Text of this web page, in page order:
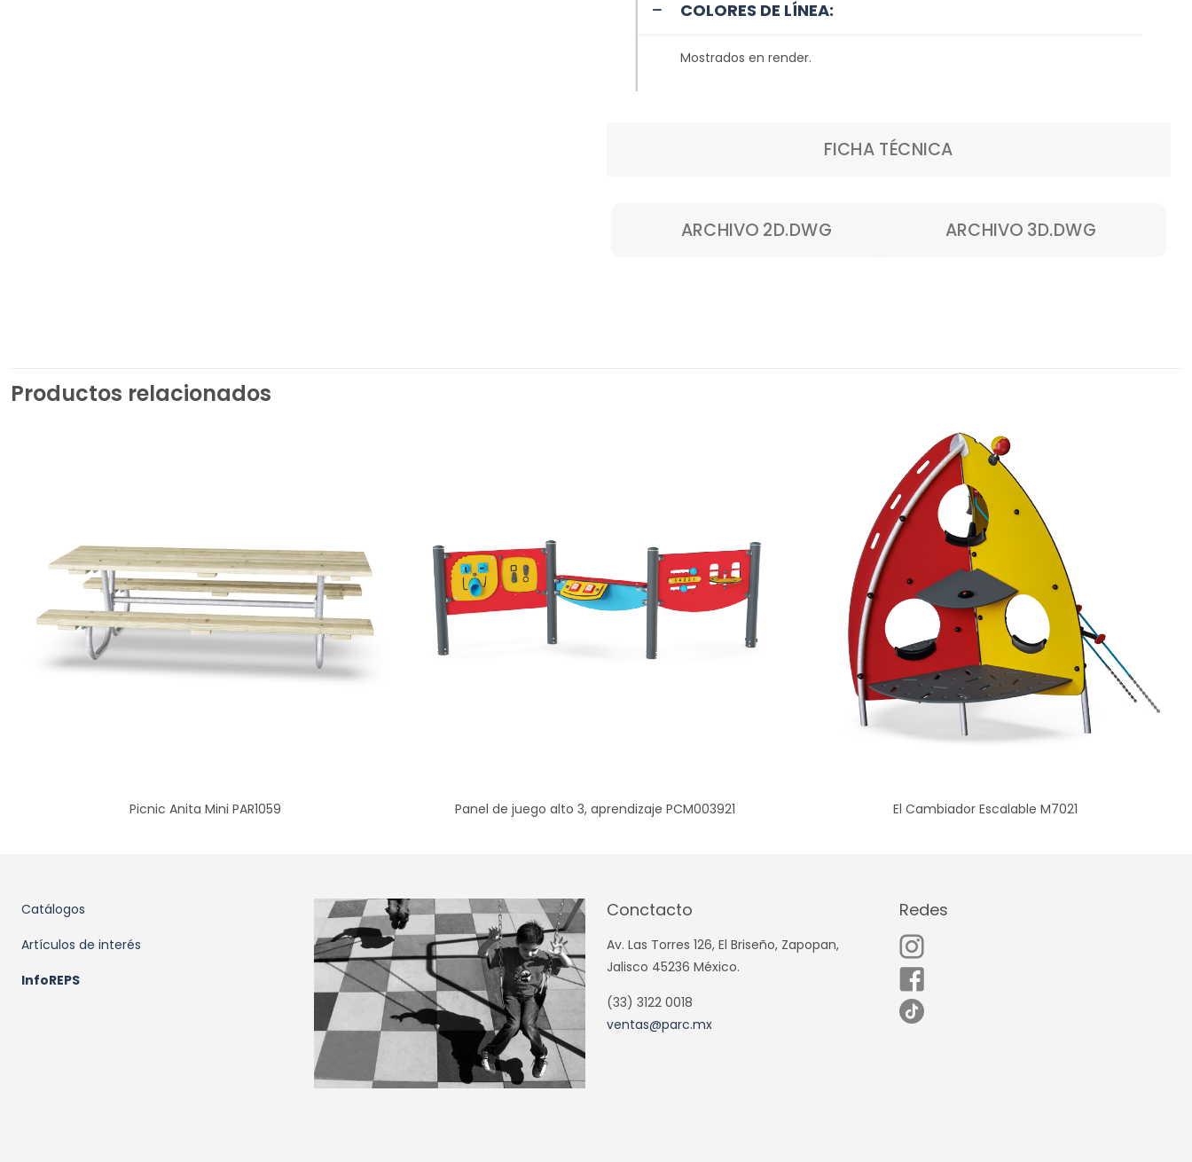
COLORES DE LÍNEA:
Mostrados en render.
FICHA TÉCNICA
ARCHIVO 2D.DWG ARCHIVO 3D.DWG
Productos relacionados
Picnic Anita Mini PAR1059 Panel de juego alto 3, aprendizaje PCM003921 El Cambiador Escalable M7021
Catálogos
Artículos de interés
InfoREPS
Conctacto
Av. Las Torres 126, El Briseño, Zapopan,
Jalisco 45236 México.
(33) 3122 0018
ventas@parc.mx
Redes